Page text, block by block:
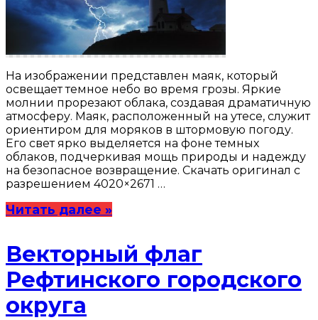
На изображении представлен маяк, который
освещает темное небо во время грозы. Яркие
молнии прорезают облака, создавая драматичную
атмосферу. Маяк, расположенный на утесе, служит
ориентиром для моряков в штормовую погоду.
Его свет ярко выделяется на фоне темных
облаков, подчеркивая мощь природы и надежду
на безопасное возвращение. Скачать оригинал с
разрешением 4020×2671 …
Читать далее »
Векторный флаг
Рефтинского городского
округа